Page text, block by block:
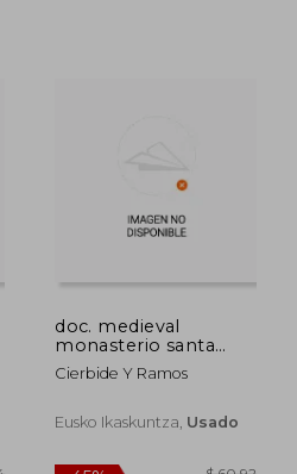
doc. medieval
monasterio santa
engracia de
pamplona
Cierbide Y Ramos
Eusko Ikaskuntza, Usado